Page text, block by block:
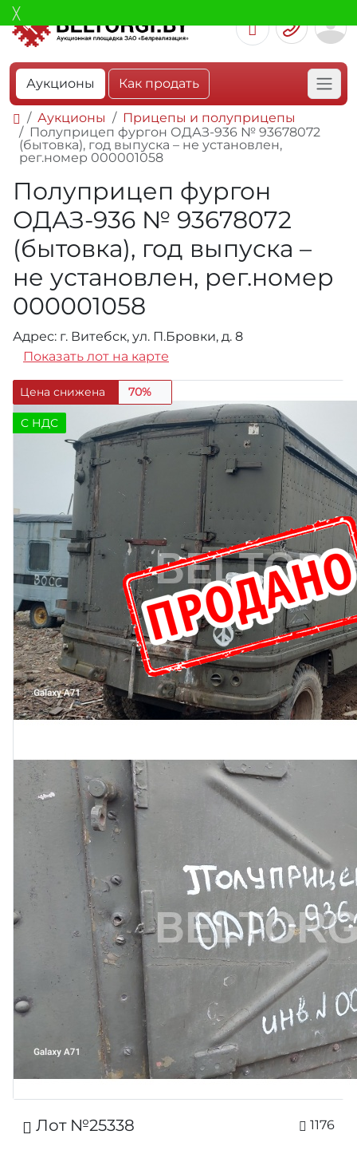
Аукционы Как продать
Аукционы
Прицепы и полуприцепы
Полуприцеп фургон ОДАЗ-936 № 93678072
(бытовка), год выпуска – не установлен,
рег.номер 000001058
Полуприцеп фургон
ОДАЗ-936 № 93678072
(бытовка), год выпуска –
не установлен, рег.номер
000001058
Адрес: г. Витебск, ул. П.Бровки, д. 8
Показать лот на карте
Цена снижена 70%
C НДС
Лот №25338 1176